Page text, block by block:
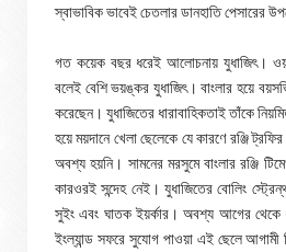
স্বাভাবিক ভাবেই চেতলার ডানহাতি পেসারের
গত কয়েক বছর ধরেই আলোচনায় যুধাজিৎ।
বলেই বেশি ভয়ঙ্কর যুধাজিৎ। বাংলার হয়ে
করেছেন। যুধাজিতের ধারাবাহিকতাই তাঁকে
হয়ে ময়দানে খেলা ছেলেকে যে কারণে রঞ্জি
অবশ্য হয়নি। সামনের মরসুমে বাংলার রঞ্জি
কারওরই সন্দেহ নেই। যুধাজিতের বোলিং
সুইং এবং ঘাতক ইয়র্কার। অবশ্য আগের
ইংল্যান্ড সফরে সুযোগ পাওয়া এই ছেলে আগামী